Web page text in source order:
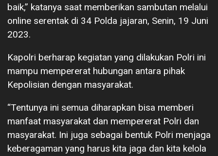
baik,” katanya saat memberikan sambutan melalui
online serentak di 34 Polda jajaran, Senin, 19 Juni
2023.
Kapolri berharap kegiatan yang dilakukan Polri ini
mampu mempererat hubungan antara pihak
Kepolisian dengan masyarakat.
“Tentunya ini semua diharapkan bisa memberi
manfaat masyarakat dan mempererat Polri dan
masyarakat. Ini juga sebagai bentuk Polri menjaga
keberagaman yang harus kita jaga dan kita kelola